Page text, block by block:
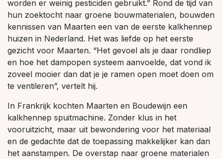
worden er weinig pesticiden gebruikt.” Rond de tijd van
hun zoektocht naar groene bouwmaterialen, bouwden
kennissen van Maarten een van de eerste kalkhennep
huizen in Nederland. Het was liefde op het eerste
gezicht voor Maarten. “Het gevoel als je daar rondliep
en hoe het dampopen systeem aanvoelde, dat vond ik
zoveel mooier dan dat je je ramen open moet doen om
te ventileren”, vertelt hij.
In Frankrijk kochten Maarten en Boudewijn een
kalkhennep spuitmachine. Zonder klus in het
vooruitzicht, maar uit bewondering voor het materiaal
en de gedachte dat de toepassing makkelijker kan dan
het aanstampen. De overstap naar groene materialen